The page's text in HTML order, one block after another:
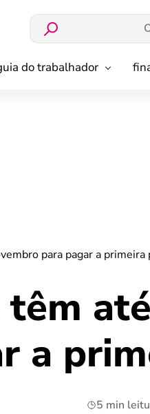
do trabalhador
para pagar a primeira
têm
a
5 min